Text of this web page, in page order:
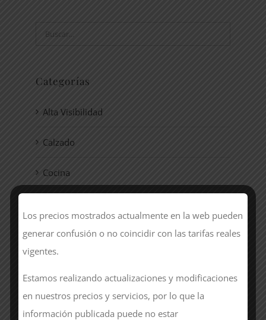
Categorías
Alta Visibilidad
Calzado
Cocina
Laboral
Sin categorizar
Los precios mostrados actualmente en la web pueden
generar confusión o no coincidir con las tarifas reales
vigentes.
Estamos realizando actualizaciones y modificaciones
en nuestros precios y servicios, por lo que la
información publicada puede no estar